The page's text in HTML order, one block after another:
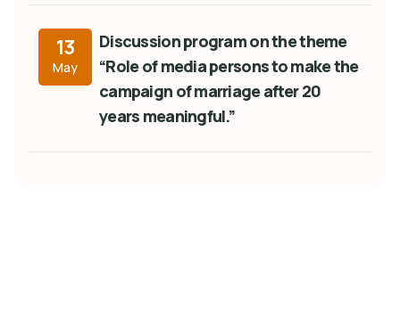
13
May
Discussion program on the theme
“Role of media persons to make the
campaign of marriage after 20
years meaningful.”